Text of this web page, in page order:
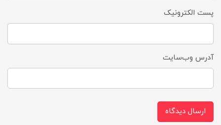
پست الکترونیک
آدرس وب‌سایت
ارسال دیدگاه